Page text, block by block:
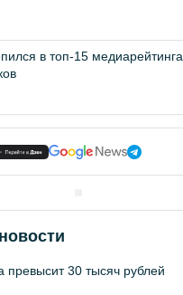
в топ-15 медиарейтинга
30 тысяч рублей